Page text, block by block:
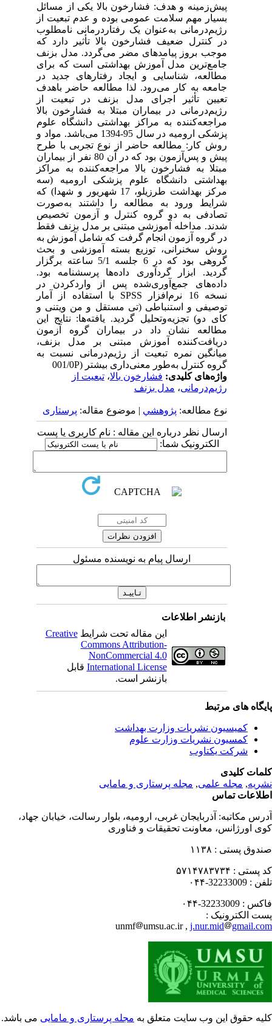
پیش‌زمینه و هدف: فشارخون بالا یکی از مسائل
بسیار مهم سلامت عمومی بوده و عدم تبعیت از
رژیم‌درمانی به‌عنوان یک رفتاردرمانی نامطلوب
در کنترل ضعیف فشارخون بالا تأثیر دارد که
موجب بروز پیامدهای مضر می‌گردد. مدل بزنف
جامع‌ترین مدل آموزش بهداشتی است که برای
مطالعه، شناسایی و ایجاد رفتارهای جدید در
جامعه به کار می‌رود. لذا مطالعه حاضر باهدف
تعیین تأثیر اجرای مدل بزنف در تبعیت از
رژیم‌درمانی در بیماران مبتلا به فشارخون بالا
مراجعه‌کننده به مراکز بهداشتی دانشگاه علوم
پزشکی ارومیه در سال 95-1394 می‌باشد. مواد و
روش کار: مطالعه حاضر از نوع تجربی با طرح
پیش و پس‌آزمون بود که در آن 80 نفر از بیماران
مبتلا به فشارخون بالا مراجعه‌کننده به مراکز
بهداشتی دانشگاه علوم پزشکی ارومیه (سه
مرکز بهداشت طرزیلو، 17 شهریور و شهدا) که
شرایط ورود به مطالعه را داشتند به‌صورت
تصادفی به دو گروه کنترل و آزمون تخصیص
شدند. مداخله آموزشی مبتنی بر مدل بزنف فقط
در گروه آزمون انجام گرفت که شامل آموزش به
روش سخنرانی، توزیع بسته آموزشی و بحث
گروهی بود که در 6 جلسه 5/1 ساعته برگزار
گردید. ابزار گردآوری داده‌ها پرسشنامه بود.
داده‌های جمع‌آوری‌شده پس از واردکردن در
نسخه 16 نرم‌افزار SPSS با استفاده از آمار
توصیفی و استنباطی (تی مستقل و من ویتنی و
کای دو) تجزیه‌و‌تحلیل گردید. یافته‌ها: نتایج این
مطالعه نشان داد در بیماران گروه آزمون
دریافت‌کننده آموزش مبتنی بر مدل بزنف،
میانگین نمره تبعیت از رژیم‌درمانی نسبت به
گروه کنترل به‌طور معنی‌داری بیشتر (001/0P
واژه‌های کلیدی:فشارخون بالا،تبعیت از
رژیم‌درمانی،مدل بزنف
نوع مطالعه:پژوهشي| موضوع مقاله:پرستاری
ارسال نظر درباره این مقاله : نام کاربری یا پست
الکترونیک شما:
ارسال پیام به نویسنده مسئول
بازنشر اطلاعات
این مقاله تحت شرایطCreative
Commons Attribution-
NonCommercial 4.0
International Licenseقابل
بازنشر است.
های مرتبط
کمیسیون نشریات وزارت بهداشت
کمسیون نشریات وزارت علوم
شرکت یکتاوب
کلیدی
,مجله علمی, مجله پرستاری و مامایی
تماس
مکاتبه:آذربایجان غربی، ارومیه، بلوار رسالت، خیابان جهاد،
اورژانس، معاونت تحقیقات و فناوری
پستی : ۱۱۳۸
پستی : ۵۷۱۴۷۸۳۷۳۴
: 32233009-۰۴۴
: 32233009-۰۴۴
الکترونیک :
unmf
umsu.ac.ir ,j.nur.mid
حقوق این وب سایت متعلق بهمجله پرستاری و ماماییمی باشد.